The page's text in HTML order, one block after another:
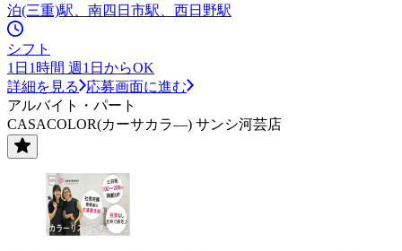
泊(三重)駅、南四日市駅、西日野駅
シフト
1日1時間 週1日からOK
詳細を見る
応募画面に進む
アルバイト・パート
CASACOLOR(カーサカラ―) サンシ河芸店